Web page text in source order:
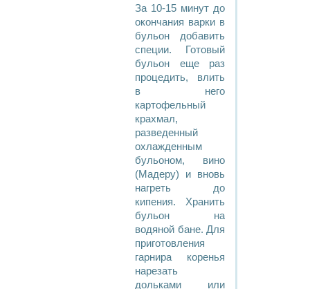
За 10-15 минут до
окончания варки в
бульон добавить
специи. Готовый
бульон еще раз
процедить, влить
в него
картофельный
крахмал,
разведенный
охлажденным
бульоном, вино
(Мадеру) и вновь
нагреть до
кипения. Хранить
бульон на
водяной бане. Для
приготовления
гарнира коренья
нарезать
дольками или